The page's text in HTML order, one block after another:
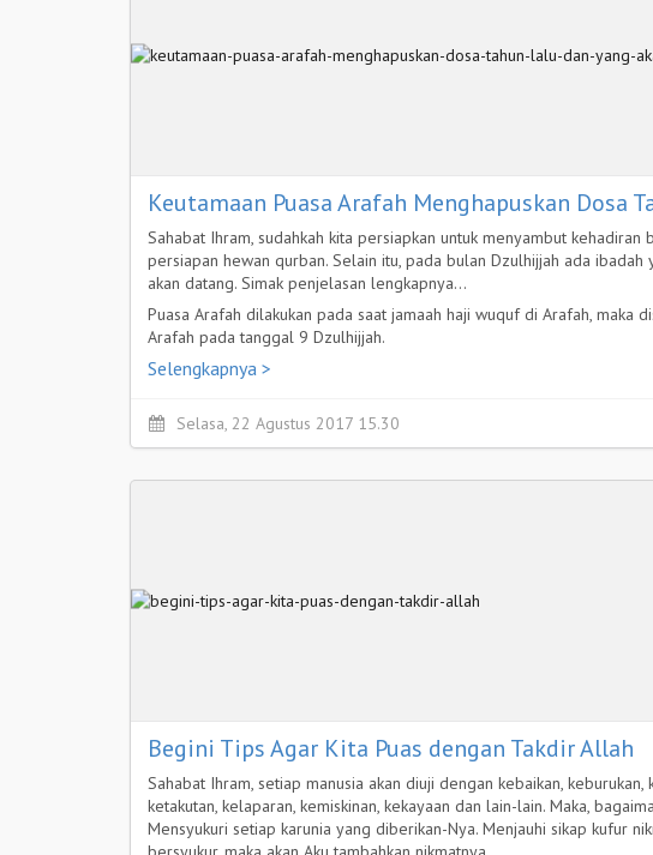
Keutamaan Puasa Arafah Menghapuskan Dosa
Sahabat Ihram, sudahkah kita persiapkan untuk menyambut
persiapan hewan qurban. Selain itu, pada bulan Dzulhijjah ada
akan datang. Simak penjelasan lengkapnya…
Puasa Arafah dilakukan pada saat jamaah haji wuquf di Arafah, maka
Arafah pada tanggal 9 Dzulhijjah.
Selengkapnya >
Selasa, 22 Agustus 2017 15.30
Begini Tips Agar Kita Puas dengan Takdir Allah
Sahabat Ihram, setiap manusia akan diuji dengan kebaikan, keburukan,
ketakutan, kelaparan, kemiskinan, kekayaan dan lain-lain. Maka,
Mensyukuri setiap karunia yang diberikan-Nya. Menjauhi sikap kufur